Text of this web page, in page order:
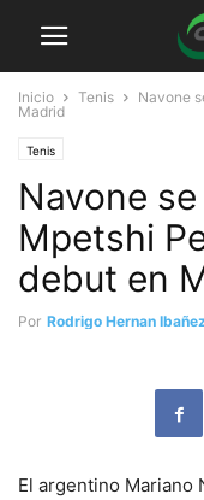
Inicio Tenis
Navone
Madrid
Tenis
Navone
Mpetshi
debut en
Por Rodrigo Hernan
El argentino Mariano